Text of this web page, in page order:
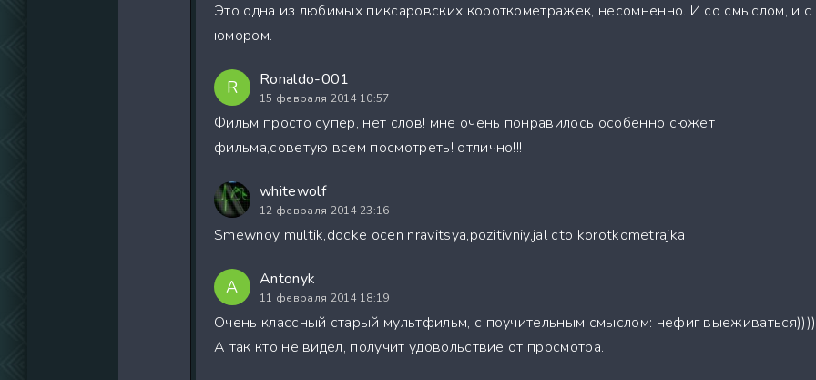
Это одна из любимых пиксаровских короткометражек, несомненно. И со смыслом, и с
юмором.
R Ronaldo-001
15 февраля 2014 10:57
Фильм просто супер, нет слов! мне очень понравилось особенно сюжет
фильма,советую всем посмотреть! отлично!!!
whitewolf
12 февраля 2014 23:16
Smewnoy multik,docke ocen nravitsya,pozitivniy,jal cto korotkometrajka
A Antonyk
11 февраля 2014 18:19
Очень классный старый мультфильм, с поучительным смыслом: нефиг выеживаться))))
А так кто не видел, получит удовольствие от просмотра.